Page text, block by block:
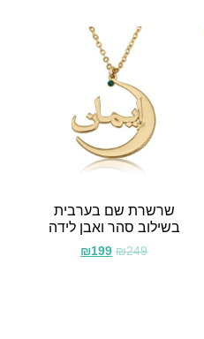
שרשרת שם בערבית
בשילוב סהר ואבן לידה
₪249
₪199